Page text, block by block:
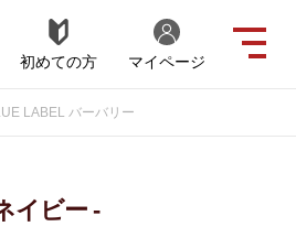
初めての方
マイページ
LABEL バーバリー
イビー -